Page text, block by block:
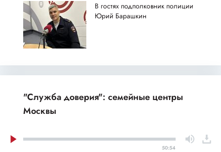
В гостях подполковник полиции
Юрий Барашкин
"Служба доверия": семейные центры
Москвы
50:54